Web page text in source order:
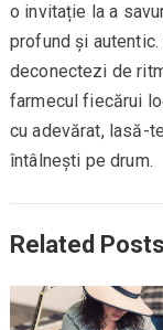
o invitație la a
profund și
deconectezi de
farmecul fiecărui
cu adevărat, lasă-
întâlnești pe drum.
Related Posts